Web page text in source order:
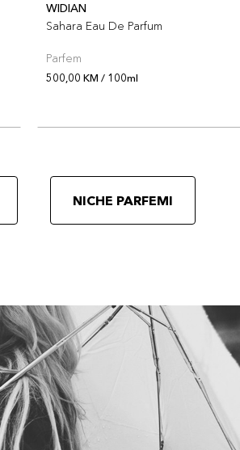
WIDIAN
Sahara Eau De Parfum
Parfem
500,00 KM / 100ml
NICHE PARFEMI